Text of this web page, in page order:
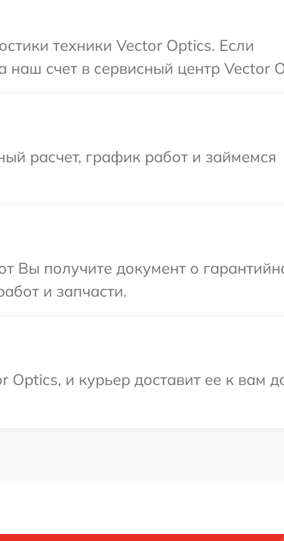
техники Vector Optics. Если
наш счет в сервисный центр Vector
расчет, график работ и займемся
Вы получите документ о
и запчасти.
и курьер доставит ее к вам